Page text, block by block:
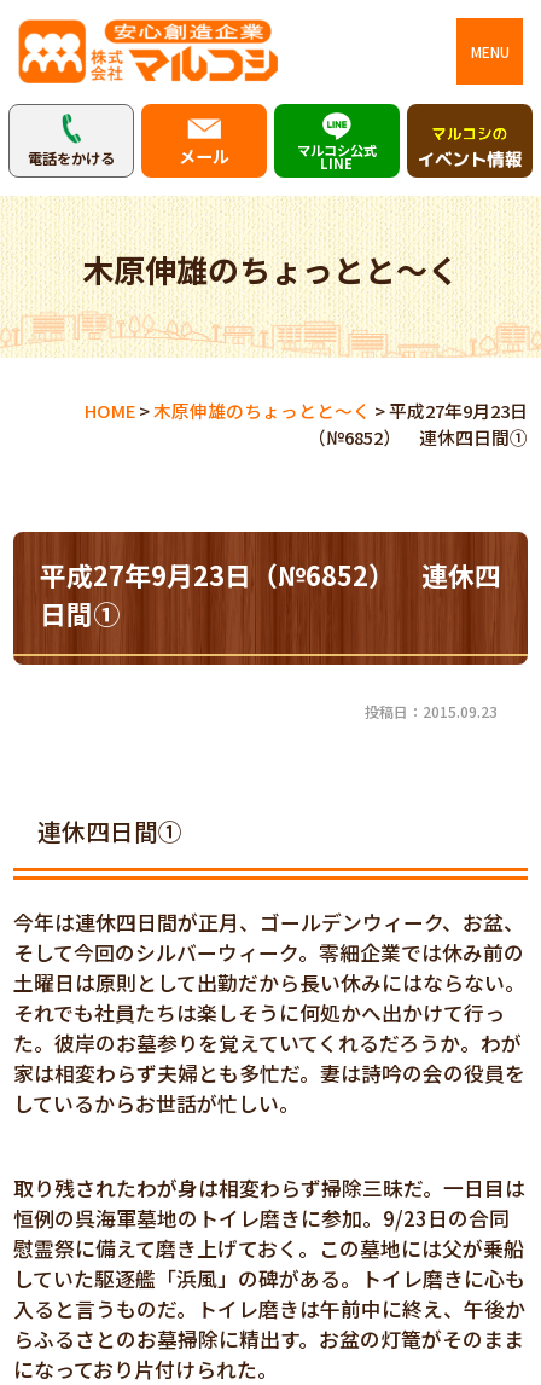
MENU
電話をかける メール マルコシ公式
LINE
木原伸雄のちょっとと～く
HOME>木原伸雄のちょっとと～く >平成27年9月23日
（№6852） 連休四日間①
平成27年9月23日（№6852） 連休四
日間①
投稿日：2015.09.23
連休四日間①
今年は連休四日間が正月、ゴールデンウィーク、お盆、
そして今回のシルバーウィーク。零細企業では休み前の
土曜日は原則として出勤だから長い休みにはならない。
それでも社員たちは楽しそうに何処かへ出かけて行っ
た。彼岸のお墓参りを覚えていてくれるだろうか。わが
家は相変わらず夫婦とも多忙だ。妻は詩吟の会の役員を
しているからお世話が忙しい。
取り残されたわが身は相変わらず掃除三昧だ。一日目は
恒例の呉海軍墓地のトイレ磨きに参加。9/23日の合同
慰霊祭に備えて磨き上げておく。この墓地には父が乗船
していた駆逐艦「浜風」の碑がある。トイレ磨きに心も
入ると言うものだ。トイレ磨きは午前中に終え、午後か
らふるさとのお墓掃除に精出す。お盆の灯篭がそのまま
になっており片付けられた。